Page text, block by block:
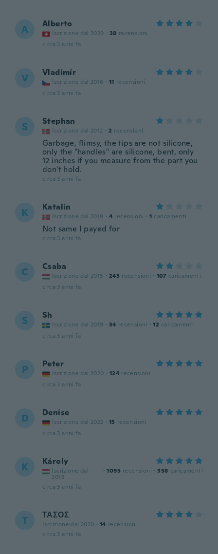
A Alberto
Iscrizione dal 2020 · 38 recensioni
circa 3 anni fa
V Vladimír
Iscrizione dal 2016 · 11 recensioni
circa 3 anni fa
S Stephan
Iscrizione dal 2012 · 2 recensioni
Garbage, flimsy, the tips are not silicone,
only the "handles" are silicone, bent, only
12 inches if you measure from the part you
don't hold.
circa 3 anni fa
K Katalin
Iscrizione dal 2019 · 4 recensioni · 1 caricamenti
Not same I payed for
circa 3 anni fa
C Csaba
Iscrizione dal 2015 · 243 recensioni · 107 caricamenti
circa 3 anni fa
S Sh
Iscrizione dal 2019 · 34 recensioni · 12 caricamenti
circa 3 anni fa
P Peter
Iscrizione dal 2020 · 124 recensioni
circa 3 anni fa
D Denise
Iscrizione dal 2022 · 15 recensioni
circa 3 anni fa
K Károly
Iscrizione dal
2018
· 1095 recensioni · 358 caricamenti
circa 3 anni fa
Τ ΤΑΣΟΣ
Iscrizione dal 2020 · 14 recensioni
circa 3 anni fa